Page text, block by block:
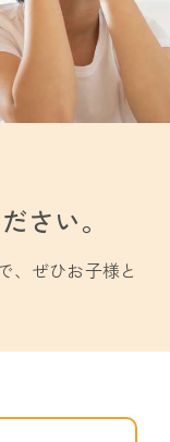
さい。
ぜひお子様と